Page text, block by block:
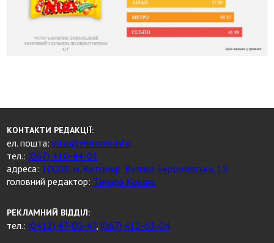
КОНТАКТИ РЕДАКЦІЇ:
ел. пошта:info@zhitomir.info
тел.:(067) 410-44-05
адреса: 10008, м.Житомир, Велика Бердичівська, 19
головний редактор: Тамара Коваль
РЕКЛАМНИЙ ВІДДІЛ:
тел.:(0412) 47-00-47,(067) 412-63-04